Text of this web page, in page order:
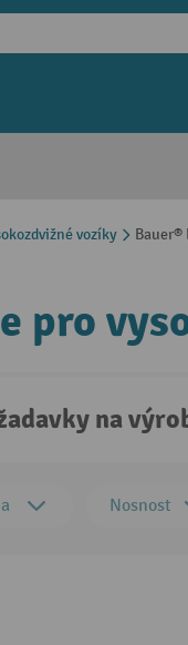
vozíky Bauer®
pro
na
Nosnost